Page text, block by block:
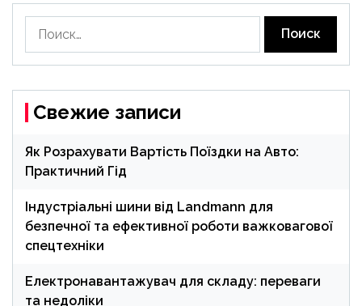
Свежие записи
Як Розрахувати Вартість Поїздки на Авто:
Практичний Гід
Індустріальні шини від Landmann для
безпечної та ефективної роботи важковагової
спецтехніки
Електронавантажувач для складу: переваги
та недоліки